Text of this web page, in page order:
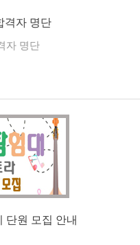
격자 명단
자 명단
단원 모집 안내